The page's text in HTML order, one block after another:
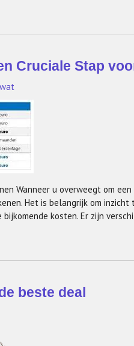
Cruciale Stap
wat
Wanneer u overweegt om
Het is belangrijk om
kosten. Er zijn
beste deal